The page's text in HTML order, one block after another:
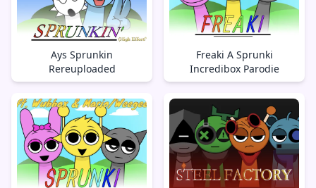
Ays Sprunkin
Rereuploaded
Freaki A Sprunki
Incredibox Parodie